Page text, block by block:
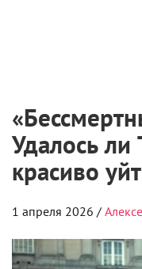
Удалось
красиво
1 апреля 2026 /